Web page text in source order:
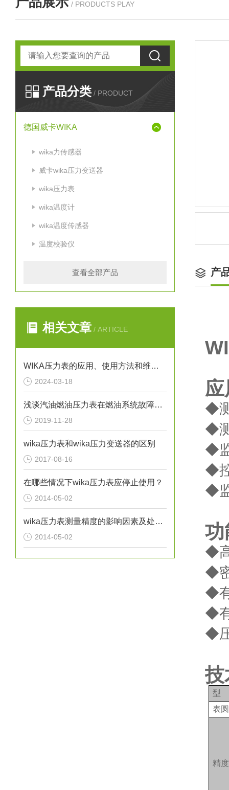
/ PRODUCTS PLAY
产品分类 / PRODUCT
德国威卡WIKA
wika力传感器
威卡wika压力变送器
wika压力表
wika温度计
wika温度传感器
温度校验仪
查看全部产品
相关文章 / ARTICLE
WIKA压力表的应用、使用方法和维护要点解析
2024-03-18
浅谈汽油燃油压力表在燃油系统故障排除中的应用
2019-11-28
wika压力表和wika压力变送器的区别
2017-08-16
在哪些情况下wika压力表应停止使用？
2014-05-02
wika压力表测量精度的影响因素及处理方法分析
2014-05-02
产
◆
◆
◆
◆
◆
功
◆
◆
◆
◆
◆
技
型
表
精